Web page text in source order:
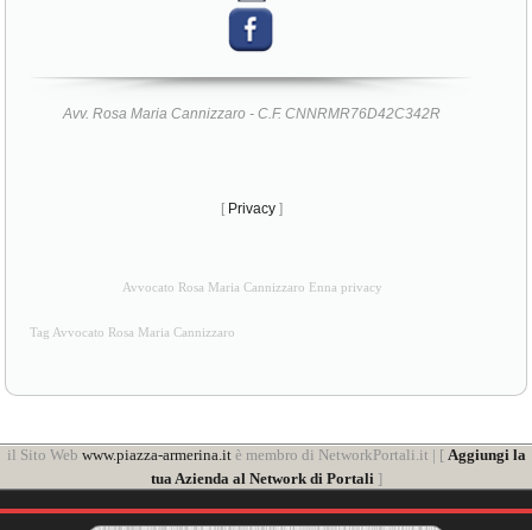
Avv. Rosa Maria Cannizzaro - C.F. CNNRMR76D42C342R
[ Privacy ]
Avvocato Rosa Maria Cannizzaro Enna privacy
Tag Avvocato Rosa Maria Cannizzaro
il Sito Web www.piazza-armerina.itè membro di NetworkPortali.it | [ Aggiungi la
tua Azienda al Network di Portali ]